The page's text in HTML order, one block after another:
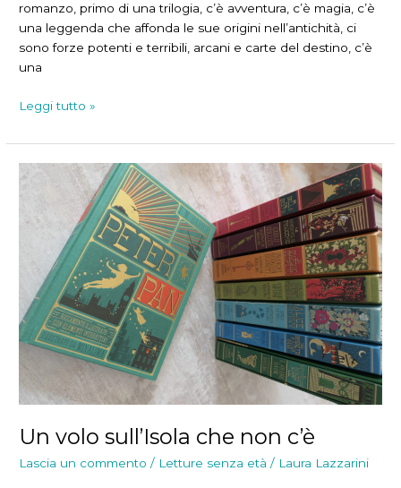
romanzo, primo di una trilogia, c’è avventura, c’è magia, c’è
una leggenda che affonda le sue origini nell’antichità, ci
sono forze potenti e terribili, arcani e carte del destino, c’è
una
Maldoror
regno
dimenticato
Leggi tutto »
Un volo sull’Isola che non c’è
Lascia un commento / Letture senza età / Laura Lazzarini